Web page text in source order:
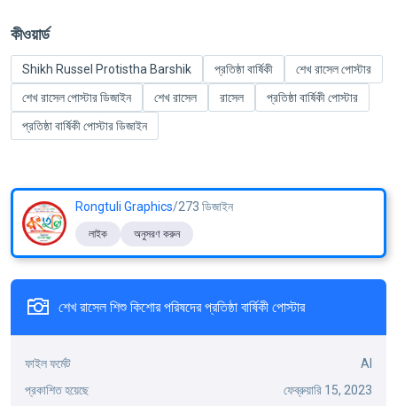
কীওয়ার্ড
Shikh Russel Protistha Barshik প্রতিষ্ঠা বার্ষিকী
শেখ রাসেল পোস্টার
শেখ রাসেল পোস্টার ডিজাইন
শেখ রাসেল রাসেল
প্রতিষ্ঠা বার্ষিকী পোস্টার
প্রতিষ্ঠা বার্ষিকী পোস্টার ডিজাইন
Rongtuli Graphics/273 ডিজাইন
লাইক অনুসরণ করুন
শেখ রাসেল শিশু কিশোর পরিষদের প্রতিষ্ঠা বার্ষিকী পোস্টার
ফাইল ফর্মেট
AI
প্রকাশিত হয়েছে
ফেব্রুয়ারি 15, 2023